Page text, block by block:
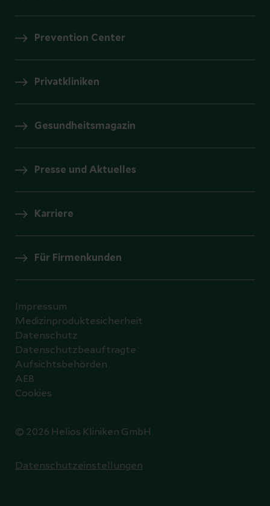
Prevention Center
Privatkliniken
Gesundheitsmagazin
Presse und Aktuelles
Karriere
Für Firmenkunden
© 2026 Helios Kliniken GmbH
Impressum
Medizinproduktesicherheit
Datenschutz
Datenschutzbeauftragte
Aufsichtsbehörden
AEB
Cookies
Datenschutzeinstellungen